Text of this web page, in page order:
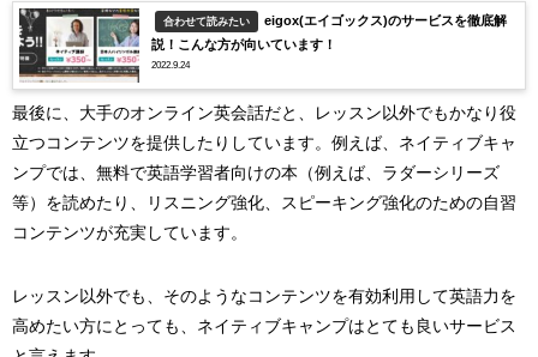
合わせて読みたい
eigox(エイゴックス)のサービスを徹底解
説！こんな方が向いています！
2022.9.24
最後に、大手のオンライン英会話だと、レッスン以外でもかなり役
立つコンテンツを提供したりしています。例えば、ネイティブキャ
ンプでは、無料で英語学習者向けの本（例えば、ラダーシリーズ
等）を読めたり、リスニング強化、スピーキング強化のための自習
コンテンツが充実しています。
レッスン以外でも、そのようなコンテンツを有効利用して英語力を
高めたい方にとっても、ネイティブキャンプはとても良いサービス